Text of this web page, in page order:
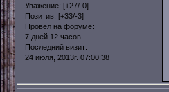
Уважение: [+27/-0]
Позитив: [+33/-3]
Провел на форуме:
7 дней 12 часов
Последний визит:
24 июля, 2013г. 07:00:38